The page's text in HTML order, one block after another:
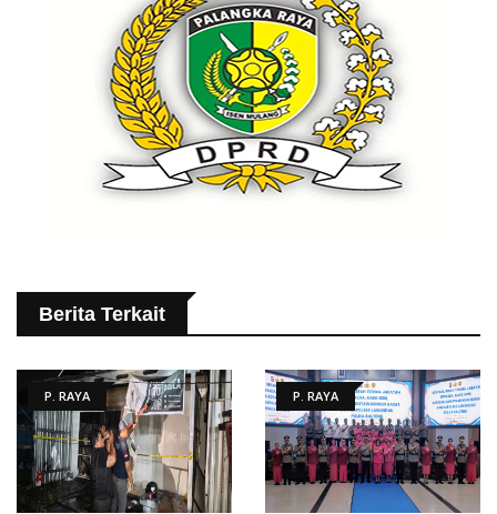
Berita Terkait
P. RAYA P. RAYA